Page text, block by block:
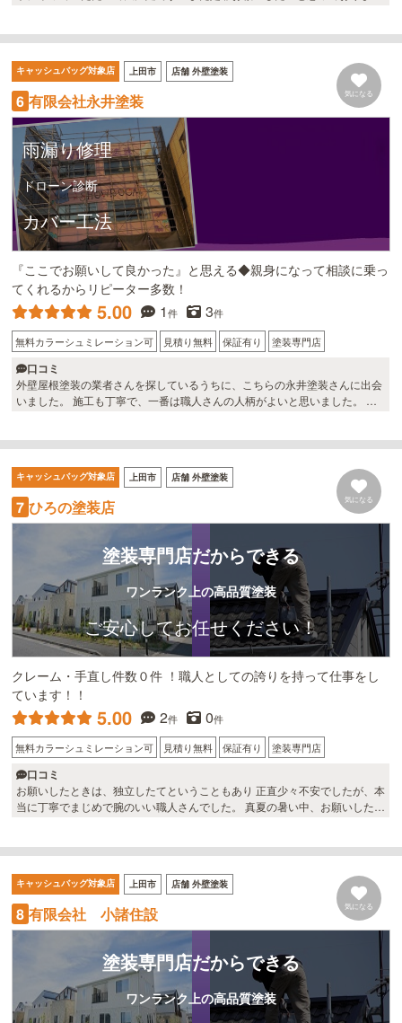
キャッシュバッグ対象店 上田市 店舗 外壁塗装
6 有限会社永井塗装 気になる
雨漏り修理
ドローン診断
カバー工法
『ここでお願いして良かった』と思える◆親身になって相談に乗っ
てくれるからリピーター多数！
5.00 1件 3件
無料カラーシュミレーション可 見積り無料 保証有り 塗装専門店
口コミ
外壁屋根塗装の業者さんを探しているうちに、こちらの永井塗装さんに出会
いました。 施工も丁寧で、一番は職人さんの人柄がよいと思いました。 お
ることとなるので、その会社の人柄は大切にしたいものです。
キャッシュバッグ対象店 上田市 店舗 外壁塗装
7 ひろの塗装店 気になる
塗装専門店だからできる
ワンランク上の高品質塗装
ご安心してお任せください！
クレーム・手直し件数０件 ！職人としての誇りを持って仕事をし
ています！！
5.00 2件 0件
無料カラーシュミレーション可 見積り無料 保証有り 塗装専門店
口コミ
お願いしたときは、独立したてということもあり 正直少々不安でしたが、本
当に丁寧でまじめで腕のいい職人さんでした。 真夏の暑い中、お願いしたに
てもらえました。 そのおかげ？もあり今のところ問題まったくありません。
本当にお勧めしたいです。
キャッシュバッグ対象店 上田市 店舗 外壁塗装
8 有限会社 小諸住設 気になる
塗装専門店だからできる
ワンランク上の高品質塗装